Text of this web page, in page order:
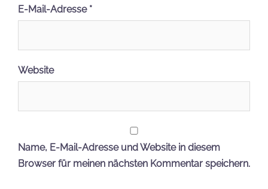
E-Mail-Adresse *
Website
Name, E-Mail-Adresse und Website in diesem
Browser für meinen nächsten Kommentar speichern.